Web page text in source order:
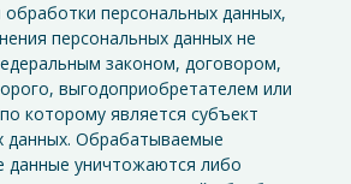
персональных данных,
персональных данных не
законом, договором,
выгодоприобретателем или
которому является субъект
данных. Обрабатываемые
данные уничтожаются либо